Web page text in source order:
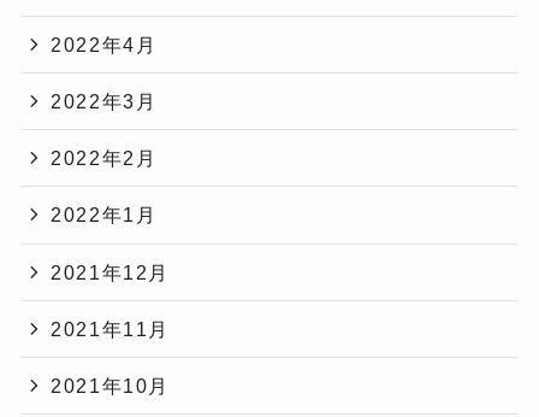
2022年4月
2022年3月
2022年2月
2022年1月
2021年12月
2021年11月
2021年10月